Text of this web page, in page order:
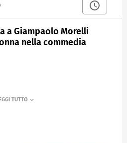
a Giampaolo Morelli
nella commedia